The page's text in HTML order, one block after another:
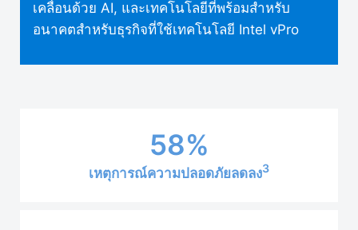
เคลื่อนด้วย AI, และเทคโนโลยีที่พร้อมสำหรับ
อนาคตสำหรับธุรกิจที่ใช้เทคโนโลยี Intel vPro
58%
เหตุการณ์ความปลอดภัยลดลง3